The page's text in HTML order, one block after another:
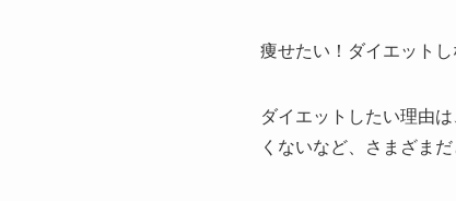
痩せたい！ダイエットし
ダイエットしたい理由
くないなど、さまざまだ